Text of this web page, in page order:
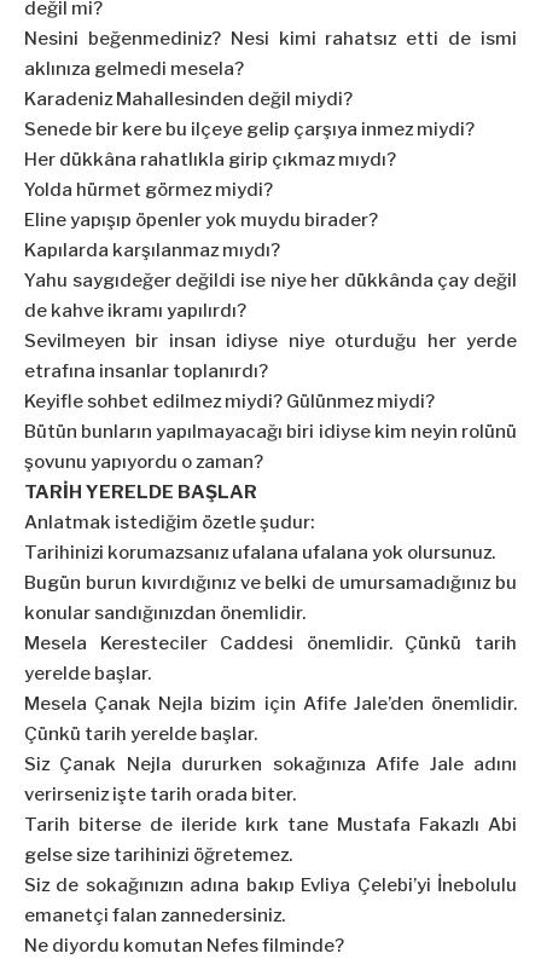
değil mi?
Nesini beğenmediniz? Nesi kimi rahatsız etti de ismi
aklınıza gelmedi mesela?
Karadeniz Mahallesinden değil miydi?
Senede bir kere bu ilçeye gelip çarşıya inmez miydi?
Her dükkâna rahatlıkla girip çıkmaz mıydı?
Yolda hürmet görmez miydi?
Eline yapışıp öpenler yok muydu birader?
Kapılarda karşılanmaz mıydı?
Yahu saygıdeğer değildi ise niye her dükkânda çay değil
de kahve ikramı yapılırdı?
Sevilmeyen bir insan idiyse niye oturduğu her yerde
etrafına insanlar toplanırdı?
Keyifle sohbet edilmez miydi? Gülünmez miydi?
Bütün bunların yapılmayacağı biri idiyse kim neyin rolünü
şovunu yapıyordu o zaman?
TARİH YERELDE BAŞLAR
Anlatmak istediğim özetle şudur:
Tarihinizi korumazsanız ufalana ufalana yok olursunuz.
Bugün burun kıvırdığınız ve belki de umursamadığınız bu
konular sandığınızdan önemlidir.
Mesela Keresteciler Caddesi önemlidir. Çünkü tarih
yerelde başlar.
Mesela Çanak Nejla bizim için Afife Jale’den önemlidir.
Çünkü tarih yerelde başlar.
Siz Çanak Nejla dururken sokağınıza Afife Jale adını
verirseniz işte tarih orada biter.
Tarih biterse de ileride kırk tane Mustafa Fakazlı Abi
gelse size tarihinizi öğretemez.
Siz de sokağınızın adına bakıp Evliya Çelebi’yi İnebolulu
emanetçi falan zannedersiniz.
Ne diyordu komutan Nefes filminde?